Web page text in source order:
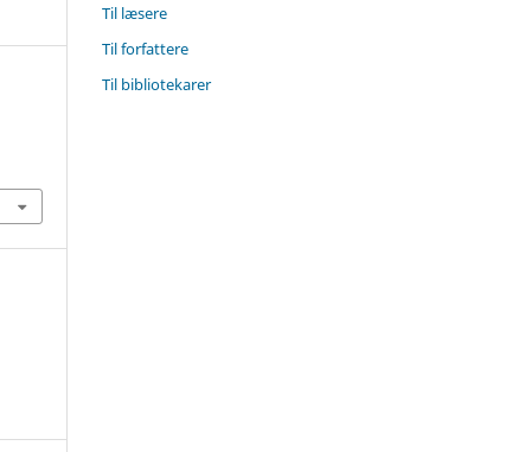
Til læsere
Til forfattere
Til bibliotekarer